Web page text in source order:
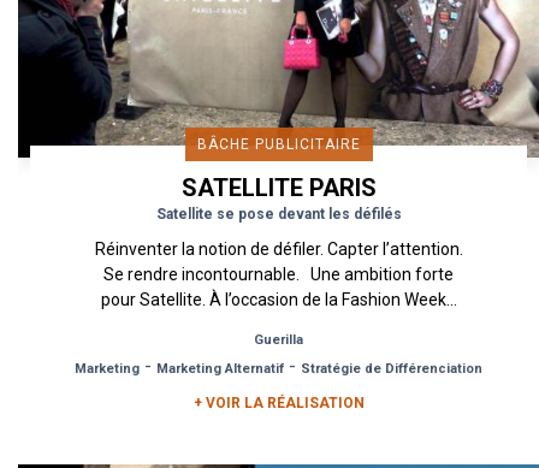
BÂCHE PUBLICITAIRE
SATELLITE PARIS
Satellite se pose devant les défilés
Réinventer la notion de défiler. Capter l’attention.
Se rendre incontournable. Une ambition forte
pour Satellite. À l’occasion de la Fashion Week...
Guerilla
Marketing - Marketing Alternatif - Stratégie de Différenciation
+ VOIR LA RÉALISATION